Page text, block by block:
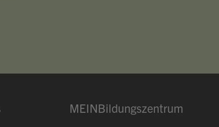
MEINBildungszentrum